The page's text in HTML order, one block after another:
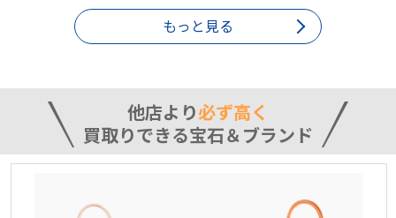
もっと見る
他店より必ず高く
買取りできる宝石＆ブランド